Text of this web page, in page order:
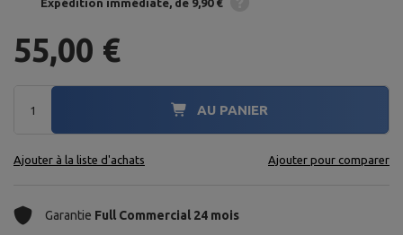
55,00 €
AU PANIER
Ajouter à la liste d'achats Ajouter pour comparer
Garantie Full Commercial 24 mois